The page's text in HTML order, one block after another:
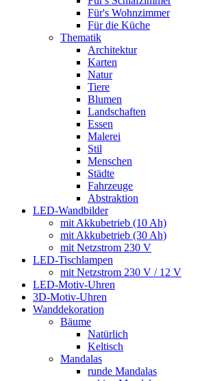
Für's Wohnzimmer
Für die Küche
Thematik
Architektur
Karten
Natur
Tiere
Blumen
Landschaften
Essen
Malerei
Stil
Menschen
Städte
Fahrzeuge
Abstraktion
LED-Wandbilder
mit Akkubetrieb (10 Ah)
mit Akkubetrieb (30 Ah)
mit Netzstrom 230 V
LED-Tischlampen
mit Netzstrom 230 V / 12 V
LED-Motiv-Uhren
3D-Motiv-Uhren
Wanddekoration
Bäume
Natürlich
Keltisch
Mandalas
runde Mandalas